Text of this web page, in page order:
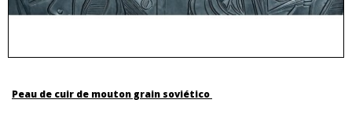
Peau de cuir de mouton grain soviético